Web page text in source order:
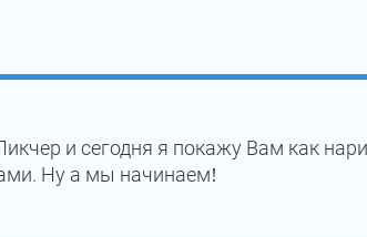
и сегодня я покажу Вам как
Ну а мы начинаем!